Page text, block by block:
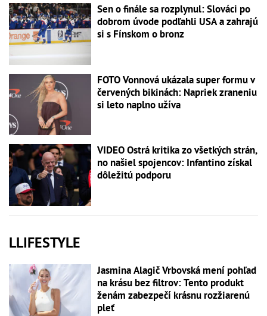
Sen o finále sa rozplynul: Slováci po
dobrom úvode podľahli USA a zahrajú
si s Fínskom o bronz
FOTO Vonnová ukázala super formu v
červených bikinách: Napriek zraneniu
si leto naplno užíva
VIDEO Ostrá kritika zo všetkých strán,
no našiel spojencov: Infantino získal
dôležitú podporu
LLIFESTYLE
Jasmina Alagič Vrbovská mení pohľad
na krásu bez filtrov: Tento produkt
ženám zabezpečí krásnu rozžiarenú
pleť